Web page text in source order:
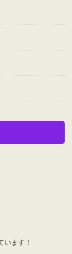
います！